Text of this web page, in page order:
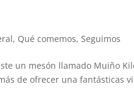
, Qué comemos, Seguimos
un mesón llamado Muiño
de ofrecer una fantásticas